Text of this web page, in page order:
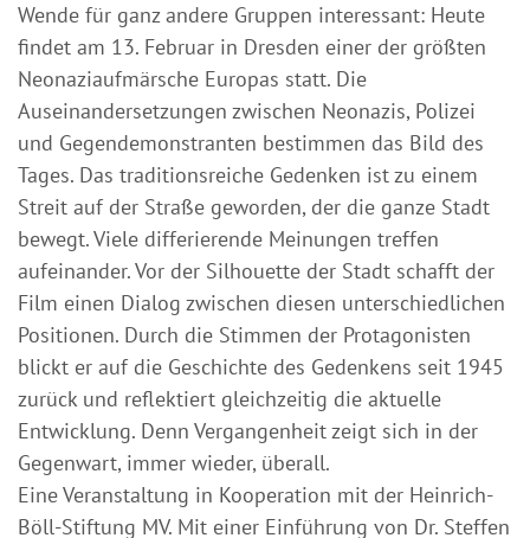
Wende für ganz andere Gruppen interessant: Heute
findet am 13. Februar in Dresden einer der größten
Neonaziaufmärsche Europas statt. Die
Auseinandersetzungen zwischen Neonazis, Polizei
und Gegendemonstranten bestimmen das Bild des
Tages. Das traditionsreiche Gedenken ist zu einem
Streit auf der Straße geworden, der die ganze Stadt
bewegt. Viele differierende Meinungen treffen
aufeinander. Vor der Silhouette der Stadt schafft der
Film einen Dialog zwischen diesen unterschiedlichen
Positionen. Durch die Stimmen der Protagonisten
blickt er auf die Geschichte des Gedenkens seit 1945
zurück und reflektiert gleichzeitig die aktuelle
Entwicklung. Denn Vergangenheit zeigt sich in der
Gegenwart, immer wieder, überall.
Eine Veranstaltung in Kooperation mit der Heinrich-
Böll-Stiftung MV. Mit einer Einführung von Dr. Steffen